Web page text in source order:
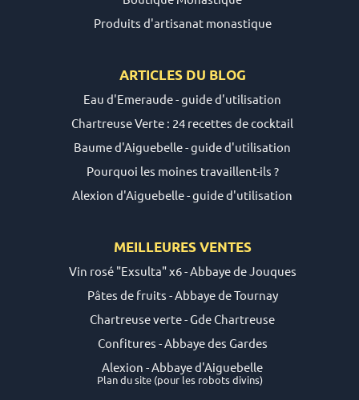
Produits d'artisanat monastique
ARTICLES DU BLOG
Eau d'Emeraude - guide d'utilisation
Chartreuse Verte : 24 recettes de cocktail
Baume d'Aiguebelle - guide d'utilisation
Pourquoi les moines travaillent-ils ?
Alexion d'Aiguebelle - guide d'utilisation
MEILLEURES VENTES
Vin rosé "Exsulta" x6 - Abbaye de Jouques
Pâtes de fruits - Abbaye de Tournay
Chartreuse verte - Gde Chartreuse
Confitures - Abbaye des Gardes
Alexion - Abbaye d'Aiguebelle
Plan du site(pour les robots divins)